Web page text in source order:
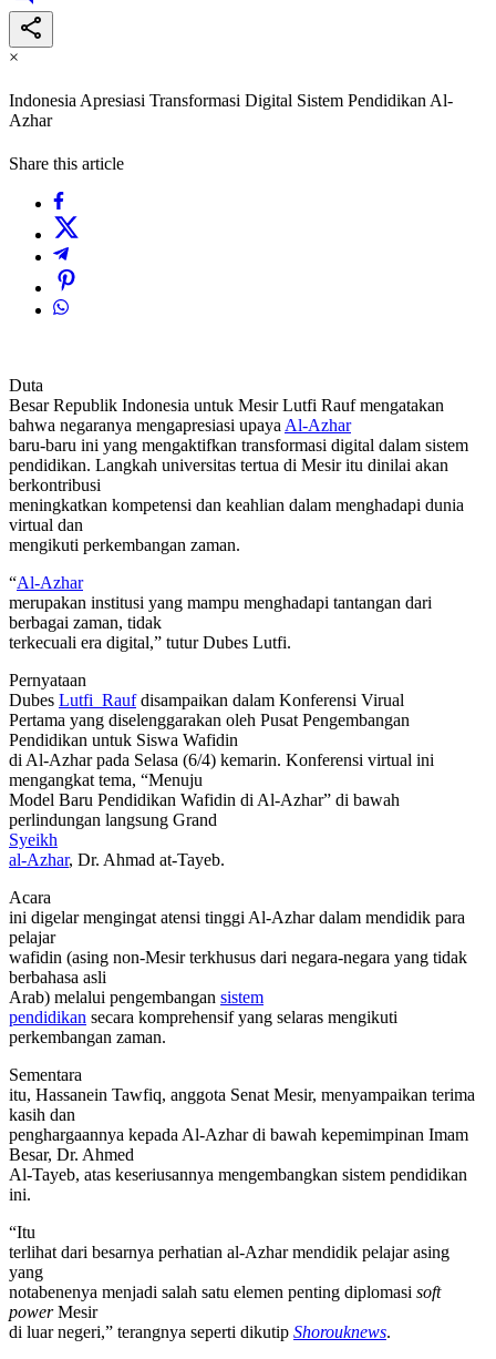
×
Indonesia Apresiasi Transformasi Digital Sistem Pendidikan Al-
Azhar
Share this article
Duta
Besar Republik Indonesia untuk Mesir Lutfi Rauf mengatakan
bahwa negaranya mengapresiasi upaya Al-Azhar
baru-baru ini yang mengaktifkan transformasi digital dalam sistem
pendidikan. Langkah universitas tertua di Mesir itu dinilai akan
berkontribusi
meningkatkan kompetensi dan keahlian dalam menghadapi dunia
virtual dan
mengikuti perkembangan zaman.
“Al-Azhar
merupakan institusi yang mampu menghadapi tantangan dari
berbagai zaman, tidak
terkecuali era digital,” tutur Dubes Lutfi.
Pernyataan
Dubes Lutfi Raufdisampaikan dalam Konferensi Virual
Pertama yang diselenggarakan oleh Pusat Pengembangan
Pendidikan untuk Siswa Wafidin
di Al-Azhar pada Selasa (6/4) kemarin. Konferensi virtual ini
mengangkat tema, “Menuju
Model Baru Pendidikan Wafidin di Al-Azhar” di bawah
perlindungan langsung Grand
Syeikh
al-Azhar, Dr. Ahmad at-Tayeb.
Acara
ini digelar mengingat atensi tinggi Al-Azhar dalam mendidik para
pelajar
wafidin (asing non-Mesir terkhusus dari negara-negara yang tidak
berbahasa asli
Arab) melalui pengembangan sistem
pendidikan secara komprehensif yang selaras mengikuti
perkembangan zaman.
Sementara
itu, Hassanein Tawfiq, anggota Senat Mesir, menyampaikan terima
kasih dan
penghargaannya kepada Al-Azhar di bawah kepemimpinan Imam
Besar, Dr. Ahmed
Al-Tayeb, atas keseriusannya mengembangkan sistem pendidikan
ini.
“Itu
terlihat dari besarnya perhatian al-Azhar mendidik pelajar asing
yang
notabenenya menjadi salah satu elemen penting diplomasi soft
powerMesir
di luar negeri,” terangnya seperti dikutip Shorouknews.